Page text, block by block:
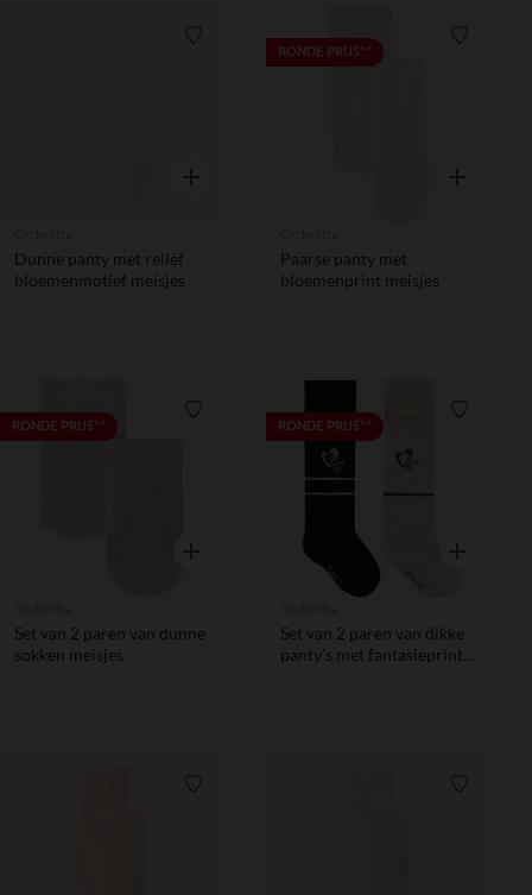
Verlanglijstje.
Snel overzicht
Dunne panty met reliëf
bloemenmotief meisjes
RONDE PRIJS**
Snel
Paarse panty met
bloemenprint meisjes
RONDE PRIJS** Verlanglijstje.
Snel overzicht
Set van 2 paren van dunne
sokken meisjes
RONDE PRIJS**
Snel
Set van 2 paren van dikke
panty's met fantasieprint